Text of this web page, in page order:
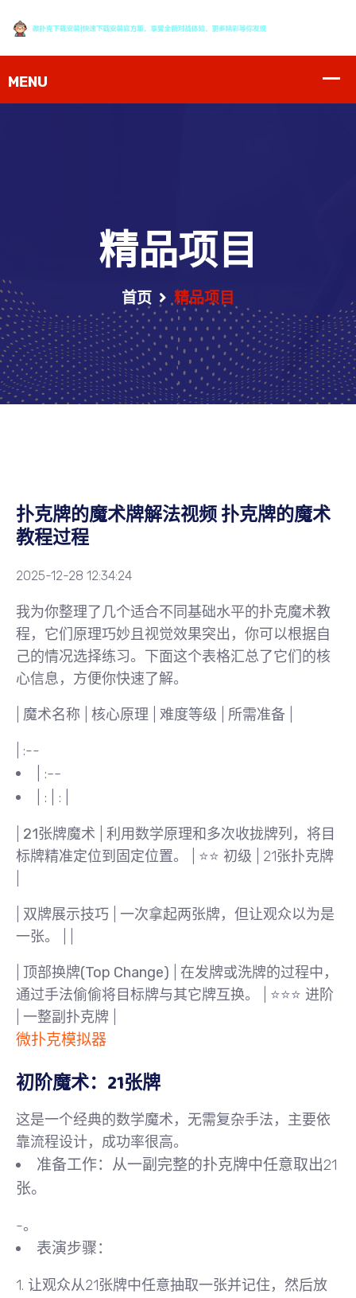
精品项目
首页 精品项目
扑克牌的魔术牌解法视频 扑克牌的魔术
教程过程
2025-12-28 12:34:24
我为你整理了几个适合不同基础水平的扑克魔术教
程，它们原理巧妙且视觉效果突出，你可以根据自
己的情况选择练习。下面这个表格汇总了它们的核
心信息，方便你快速了解。
| 魔术名称 | 核心原理 | 难度等级 | 所需准备 |
| :--
| :--
| : | : |
21张牌魔术 | 利用数学原理和多次收拢牌列，将目
标牌精准定位到固定位置。 | ⭐⭐ 初级 | 21张扑克牌
双牌展示技巧
一次拿起两张牌，但让观众以为是
一张。 | |
顶部换牌(Top Change) | 在发牌或洗牌的过程中，
通过手法偷偷将目标牌与其它牌互换。 | ⭐⭐⭐ 进阶
| 一整副扑克牌 |
微扑克模拟器
初阶魔术：21张牌
这是一个经典的数学魔术，无需复杂手法，主要依
靠流程设计，成功率很高。
准备工作：从一副完整的扑克牌中任意取出21
张。
-。
表演步骤：
1. 让观众从21张牌中任意抽取一张并记住，然后放